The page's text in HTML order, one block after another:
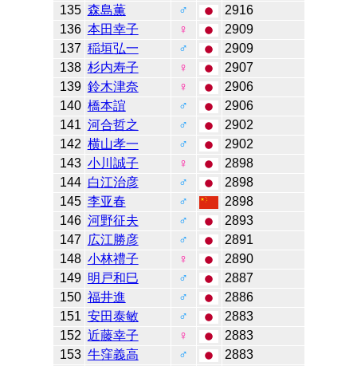
135 森島薫 ♂
2916
136 本田幸子 ♀
2909
137 稲垣弘一 ♂
2909
138 杉内寿子 ♀
2907
139 鈴木津奈 ♀
2906
140 橋本誼 ♂
2906
141 河合哲之 ♂
2902
142 横山孝一 ♂
2902
143 小川誠子 ♀
2898
144 白江治彦 ♂
2898
145 李亚春 ♂
2898
146 河野征夫 ♂
2893
147
広江勝彦 ♂
2891
148 小林禮子 ♀
2890
149 明戸和巳 ♂
2887
150 福井進 ♂
2886
151 安田泰敏 ♂
2883
152 近藤幸子 ♀
2883
153 牛窪義高 ♂
2883